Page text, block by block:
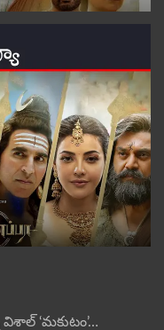
‘మకుటం’…